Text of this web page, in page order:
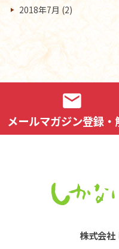
2018年7月 (2)
mail
メールマガジン登録・
株式会社